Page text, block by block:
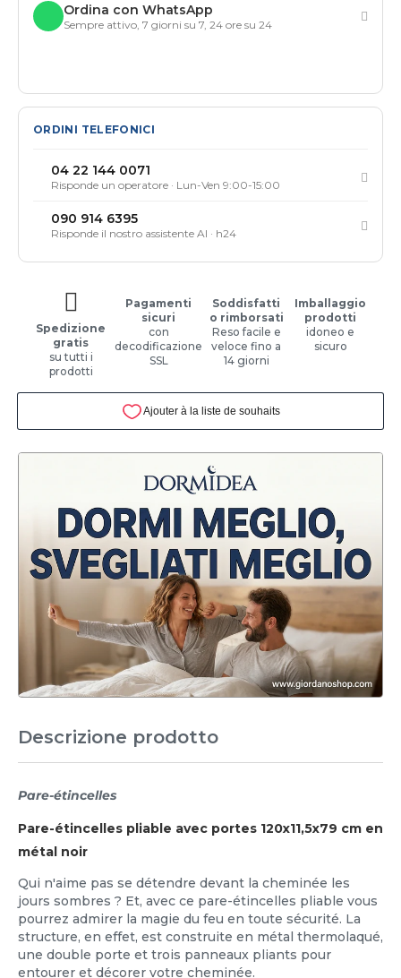
Ordina con WhatsApp
Sempre attivo, 7 giorni su 7, 24 ore su 24
ORDINI TELEFONICI
04 22 144 0071
Risponde un operatore · Lun-Ven 9:00-15:00
090 914 6395
Risponde il nostro assistente AI · h24
Spedizione
gratis
su tutti i
prodotti
Pagamenti
sicuri
con
decodificazione
SSL
Soddisfatti
o rimborsati
Reso facile e
veloce fino a
14 giorni
Imballaggio
prodotti
idoneo e
sicuro
Descrizione prodotto
Pare-étincelles
Pare-étincelles pliable avec portes 120x11,5x79 cm en
métal noir
Qui n'aime pas se détendre devant la cheminée les
jours sombres ? Et, avec ce pare-étincelles pliable vous
pourrez admirer la magie du feu en toute sécurité. La
structure, en effet, est construite en métal thermolaqué,
une double porte et trois panneaux pliants pour
entourer et décorer votre cheminée.